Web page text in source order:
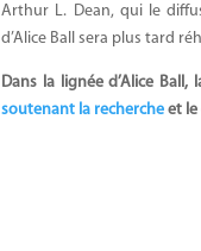
Arthur L. Dean, qui le
d’Alice Ball sera plus tard
Dans la lignée d’Alice
soutenant la recherche et